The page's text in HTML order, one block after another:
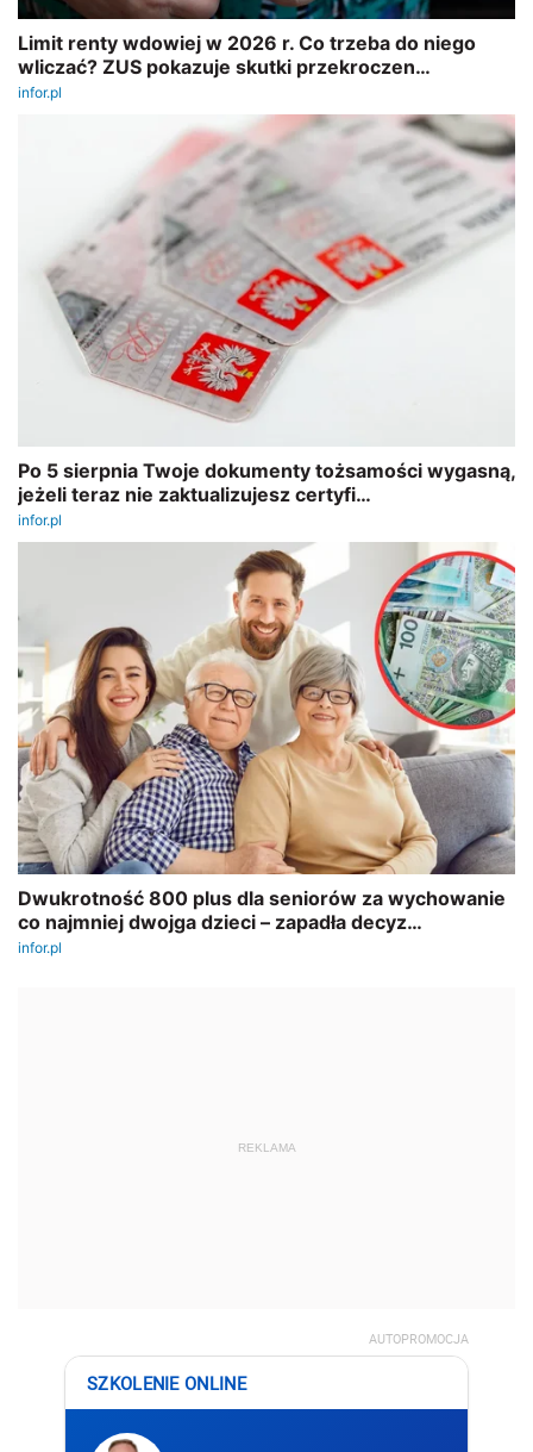
REKLAMA
AUTOPROMOCJA
SZKOLENIE ONLINE